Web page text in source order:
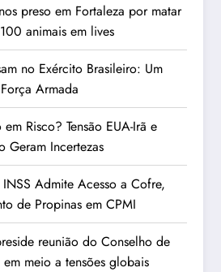
preso em Fortaleza por matar
animais em lives
no Exército Brasileiro: Um
Armada
Risco? Tensão EUA-Irã e
Geram Incertezas
INSS Admite Acesso a Cofre,
de Propinas em CPMI
reunião do Conselho de
meio a tensões globais